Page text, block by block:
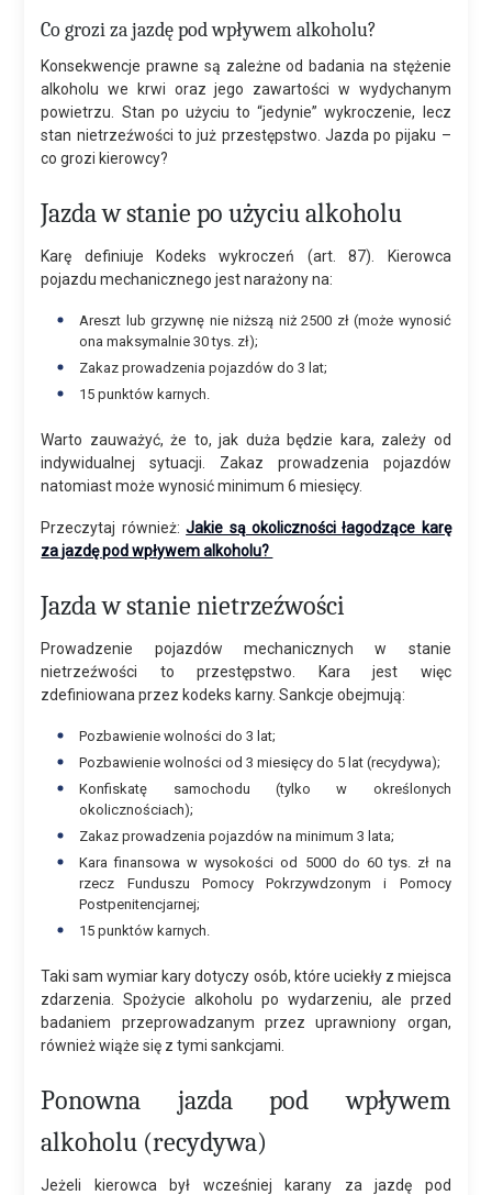
Co grozi za jazdę pod wpływem alkoholu?
Konsekwencje prawne są zależne od badania na stężenie
alkoholu we krwi oraz jego zawartości w wydychanym
powietrzu. Stan po użyciu to “jedynie” wykroczenie, lecz
stan nietrzeźwości to już przestępstwo. Jazda po pijaku –
co grozi kierowcy?
Jazda w stanie po użyciu alkoholu
Karę definiuje Kodeks wykroczeń (art. 87). Kierowca
pojazdu mechanicznego jest narażony na:
Areszt lub grzywnę nie niższą niż 2500 zł (może wynosić
ona maksymalnie 30 tys. zł);
Zakaz prowadzenia pojazdów do 3 lat;
15 punktów karnych.
Warto zauważyć, że to, jak duża będzie kara, zależy od
indywidualnej sytuacji. Zakaz prowadzenia pojazdów
natomiast może wynosić minimum 6 miesięcy.
Przeczytaj również:Jakie są okoliczności łagodzące karę
za jazdę pod wpływem alkoholu?
Jazda w stanie nietrzeźwości
Prowadzenie pojazdów mechanicznych w stanie
nietrzeźwości to przestępstwo. Kara jest więc
zdefiniowana przez kodeks karny. Sankcje obejmują:
Pozbawienie wolności do 3 lat;
Pozbawienie wolności od 3 miesięcy do 5 lat (recydywa);
Konfiskatę samochodu (tylko w określonych
okolicznościach);
Zakaz prowadzenia pojazdów na minimum 3 lata;
Kara finansowa w wysokości od 5000 do 60 tys. zł na
rzecz Funduszu Pomocy Pokrzywdzonym i Pomocy
Postpenitencjarnej;
15 punktów karnych.
Taki sam wymiar kary dotyczy osób, które uciekły z miejsca
zdarzenia. Spożycie alkoholu po wydarzeniu, ale przed
badaniem przeprowadzanym przez uprawniony organ,
również wiąże się z tymi sankcjami.
Ponowna jazda pod wpływem
alkoholu (recydywa)
Jeżeli kierowca był wcześniej karany za jazdę pod